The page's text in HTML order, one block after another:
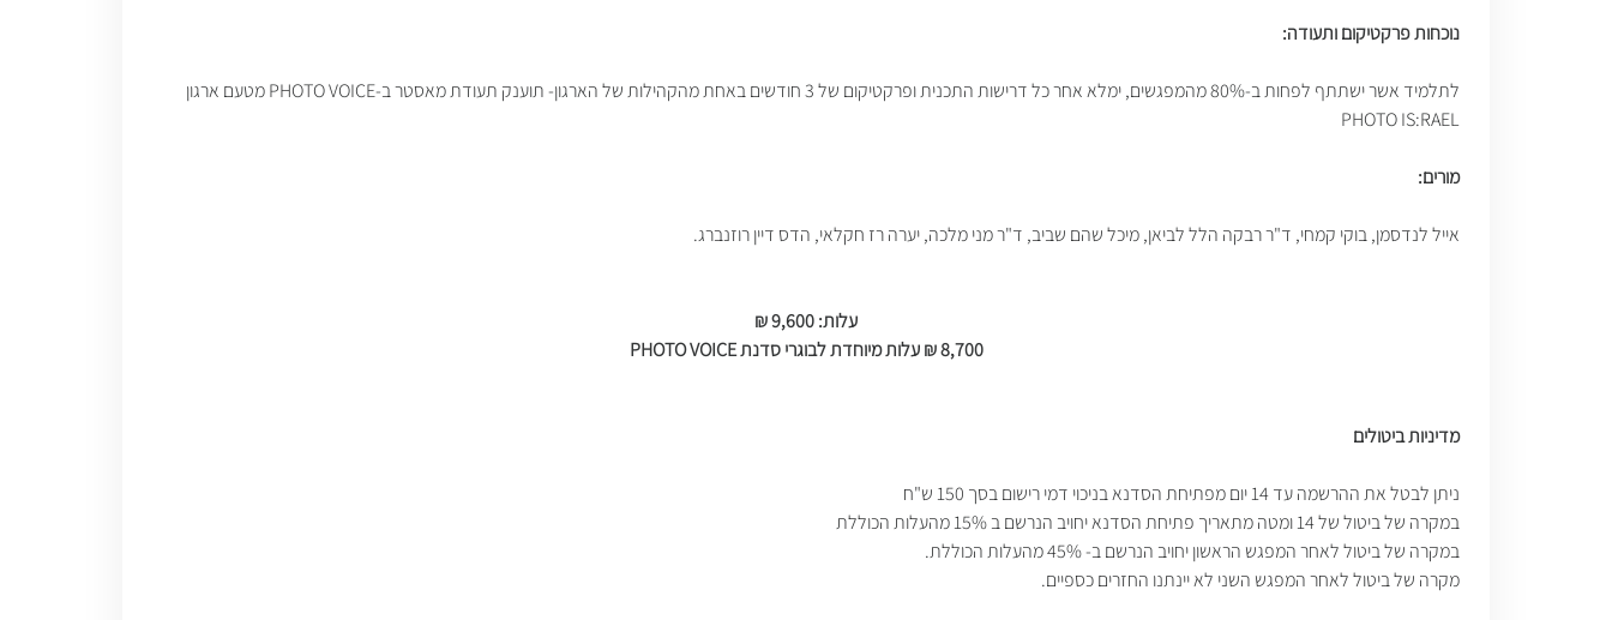
נוכחות פרקטיקום ותעודה:
לתלמיד אשר ישתתף לפחות ב-80% מהמפגשים, ימלא אחר כל דרישות התכנית ופרקטיקום של 3 חודשים באחת מהקהילות של הארגון- תוענק תעודת מאסטר ב-PHOTO VOICE מטעם ארגון
PHOTO IS:RAEL
מורים:
אייל לנדסמן, בוקי קמחי, ד"ר רבקה הלל לביאן, מיכל שהם שביב, ד"ר מני מלכה, יערה רז חקלאי, הדס דיין רוזנברג.
עלות: 9,600 ₪
8,700 ₪ עלות מיוחדת לבוגרי סדנת PHOTO VOICE
מדיניות ביטולים
ניתן לבטל את ההרשמה עד 14 יום מפתיחת הסדנא בניכוי דמי רישום בסך 150 ש"ח
במקרה של ביטול של 14 ומטה מתאריך פתיחת הסדנא יחויב הנרשם ב 15% מהעלות הכוללת
במקרה של ביטול לאחר המפגש הראשון יחויב הנרשם ב- 45% מהעלות הכוללת.
מקרה של ביטול לאחר המפגש השני לא יינתנו החזרים כספיים.